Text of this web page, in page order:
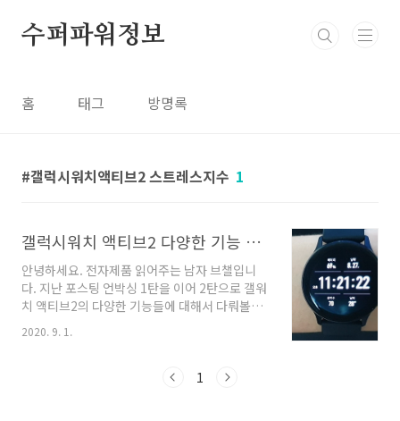
수퍼파워정보
홈 태그 방명록
갤럭시워치액티브2 스트레스지수 1
갤럭시워치 액티브2 다양한 기능 워치페이스, 심박수, 스트레스지수
안녕하세요. 전자제품 읽어주는 남자 브챌입니
다. 지난 포스팅 언박싱 1탄을 이어 2탄으로 갤워
치 액티브2의 다양한 기능들에 대해서 다뤄볼까
합니다. 갤럭시워치 액티브2 기능 갤럭시워치 액
티브2의 기능은 정말 많습니다. 일단 애플과 함께
삼성의 스마트워치이기 때문에 다양한 기능과 함
2020. 9. 1.
1